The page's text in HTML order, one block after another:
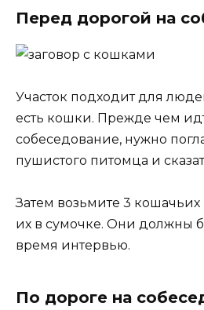
Перед дорогой на
Участок подходит для
есть кошки. Прежде чем
собеседование, нужно
пушистого питомца и
Затем возьмите 3 кошачьих
их в сумочке. Они должны
время интервью.
По дороге на